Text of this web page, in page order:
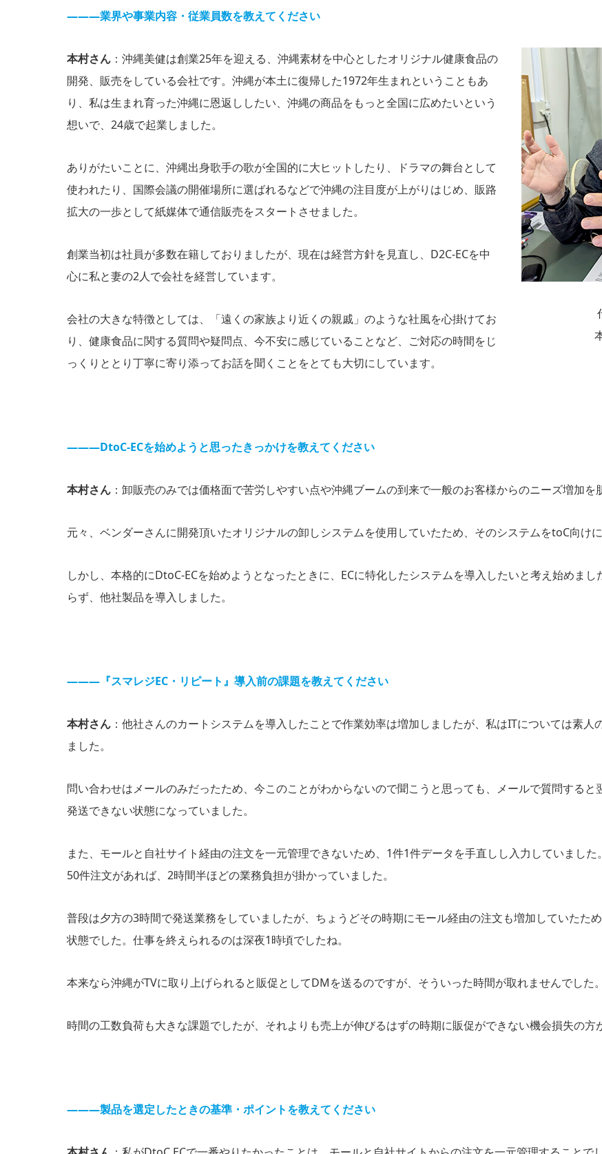
―――業界や事業内容・従業員数を教えてください
本村さん ：沖縄美健は創業25年を迎える、沖縄素材を中心としたオリジナル健康食品の
開発、販売をしている会社です。沖縄が本土に復帰した1972年生まれということもあ
り、私は生まれ育った沖縄に恩返ししたい、沖縄の商品をもっと全国に広めたいという
想いで、24歳で起業しました。
ありがたいことに、沖縄出身歌手の歌が全国的に大ヒットしたり、ドラマの舞台として
使われたり、国際会議の開催場所に選ばれるなどで沖縄の注目度が上がりはじめ、販路
拡大の一歩として紙媒体で通信販売をスタートさせました。
創業当初は社員が多数在籍しておりましたが、現在は経営方針を見直し、D2C-ECを中
心に私と妻の2人で会社を経営しています。
会社の大きな特徴としては、「遠くの家族より近くの親戚」のような社風を心掛けてお
り、健康食品に関する質問や疑問点、今不安に感じていることなど、ご対応の時間をじ
っくりととり丁寧に寄り添ってお話を聞くことをとても大切にしています。
―――DtoC-ECを始めようと思ったきっかけを教えてください
本村さん ：卸販売のみでは価格面で苦労しやすい点や沖縄ブームの到来で一般のお客様からのニーズ増加を
元々、ベンダーさんに開発頂いたオリジナルの卸しシステムを使用していたため、そのシステムをtoC向け
しかし、本格的にDtoC-ECを始めようとなったときに、ECに特化したシステムを導入したいと考え始めま
らず、他社製品を導入しました。
―――『スマレジEC・リピート』導⼊前の課題を教えてください
本村さん ：他社さんのカートシステムを導入したことで作業効率は増加しましたが、私はITについては素
ました。
問い合わせはメールのみだったため、今このことがわからないので聞こうと思っても、メールで質問する
発送できない状態になっていました。
また、モールと自社サイト経由の注文を一元管理できないため、1件1件データを手直しし入力していまし
50件注文があれば、2時間半ほどの業務負担が掛かっていました。
普段は夕方の3時間で発送業務をしていましたが、ちょうどその時期にモール経由の注文も増加していたた
状態でした。仕事を終えられるのは深夜1時頃でしたね。
本来なら沖縄がTVに取り上げられると販促としてDMを送るのですが、そういった時間が取れませんでした。
時間の工数負荷も大きな課題でしたが、それよりも売上が伸びるはずの時期に販促ができない機会損失の方
―――製品を選定したときの基準・ポイントを教えてください